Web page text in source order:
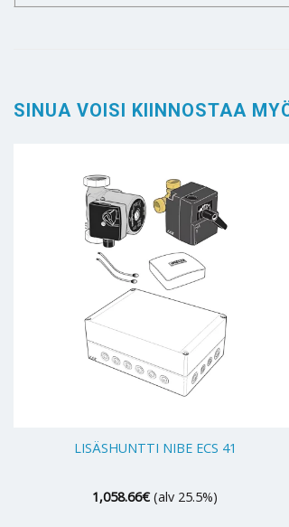
SINUA VOISI KIINNOSTAA
LISÄSHUNTTI NIBE ECS 41
1,058.66€ (alv 25.5%)